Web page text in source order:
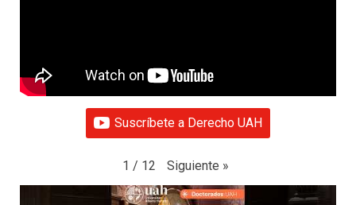
Suscríbete a Derecho UAH
1 / 12 Siguiente »